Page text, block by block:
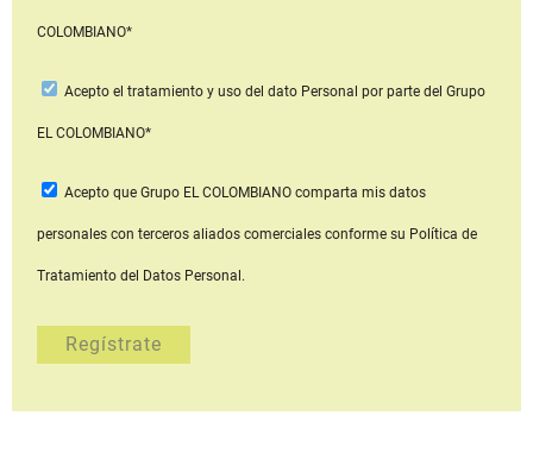
COLOMBIANO*
Acepto el tratamiento y uso del dato Personal por parte del Grupo
EL COLOMBIANO*
Acepto que Grupo EL COLOMBIANOcomparta mis datos
personales con terceros aliados comerciales conforme su Política de
Tratamiento del Datos Personal.